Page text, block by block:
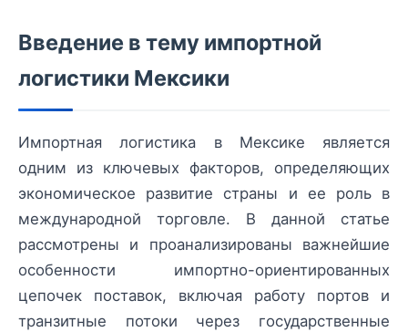
Введение в тему импортной
логистики Мексики
Импортная логистика в Мексике является
одним из ключевых факторов, определяющих
экономическое развитие страны и ее роль в
международной торговле. В данной статье
рассмотрены и проанализированы важнейшие
особенности импортно-ориентированных
цепочек поставок, включая работу портов и
транзитные потоки через государственные